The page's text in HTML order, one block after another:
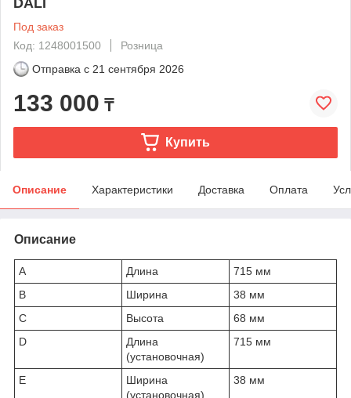
Под заказ
Код: 1248001500
Розница
Отправка с 21 сентября 2026
133 000 ₸
Купить
Описание Характеристики Доставка Оплата
Описание
A Длина
715 мм
B
Ширина
38 мм
C
Высота
68 мм
D
Длина
(установочная)
715 мм
E
Ширина
(установочная)
38 мм